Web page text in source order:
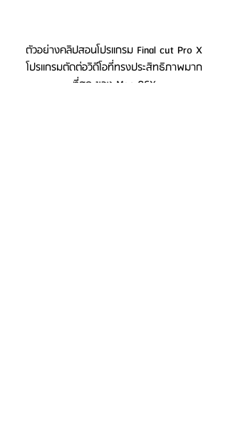
ตัวอย่างคลิปสอนโปรแกรม Final cut Pro X
โปรแกรมตัดต่อวิดีโอที่ทรงประสิทธิภาพมาก
ที่สุด ของ Mac OSX